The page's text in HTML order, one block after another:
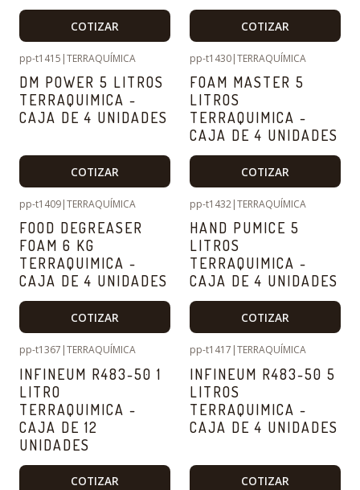
COTIZAR COTIZAR
pp-t1415 |TERRAQUÍMICA
DM POWER 5 LITROS
TERRAQUIMICA -
CAJA DE 4 UNIDADES
COTIZAR
pp-t1430|TERRAQUÍMICA
FOAM MASTER 5
LITROS
TERRAQUIMICA -
CAJA DE 4 UNIDADES
COTIZAR
pp-t1409|TERRAQUÍMICA
FOOD DEGREASER
FOAM 6 KG
TERRAQUIMICA -
CAJA DE 4 UNIDADES
COTIZAR
pp-t1432|TERRAQUÍMICA
HAND PUMICE 5
LITROS
TERRAQUIMICA -
CAJA DE 4 UNIDADES
COTIZAR
pp-t1367 TERRAQUÍMICA
INFINEUM R483-50 1
LITRO
TERRAQUIMICA -
CAJA DE 12
UNIDADES
COTIZAR
pp-t1417 TERRAQUÍMICA
INFINEUM R483-50 5
LITROS
TERRAQUIMICA -
CAJA DE 4 UNIDADES
COTIZAR